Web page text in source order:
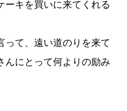
ーキを買いに来てくれる
って、遠い道のりを来て
んにとって何よりの励み